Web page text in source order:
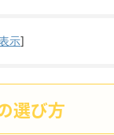
示]
選び方